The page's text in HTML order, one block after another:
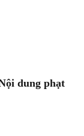
dung phạt